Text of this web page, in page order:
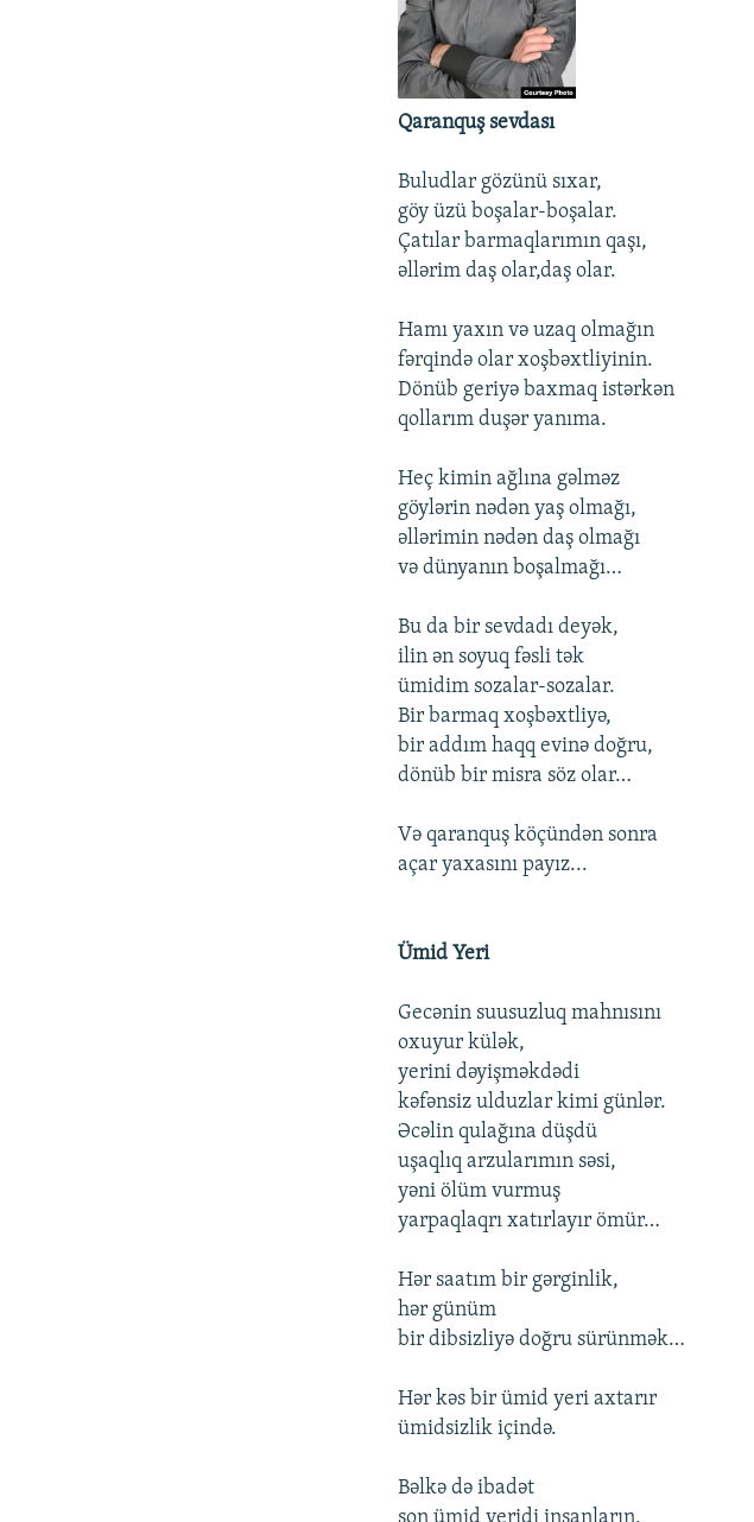
Qaranquş sevdası
Buludlar gözünü sıxar,
göy üzü boşalar-boşalar.
Çatılar barmaqlarımın qaşı,
əllərim daş olar,daş olar.
Hamı yaxın və uzaq olmağın
fərqində olar xoşbəxtliyinin.
Dönüb geriyə baxmaq istərkən
qollarım duşər yanıma.
Heç kimin ağlına gəlməz
göylərin nədən yaş olmağı,
əllərimin nədən daş olmağı
və dünyanın boşalmağı…
Bu da bir sevdadı deyək,
ilin ən soyuq fəsli tək
ümidim sozalar-sozalar.
Bir barmaq xoşbəxtliyə,
bir addım haqq evinə doğru,
dönüb bir misra söz olar…
Və qaranquş köçündən sonra
açar yaxasını payız...
Ümid Yeri
Gecənin suusuzluq mahnısını
oxuyur külək,
yerini dəyişməkdədi
kəfənsiz ulduzlar kimi günlər.
Əcəlin qulağına düşdü
uşaqlıq arzularımın səsi,
yəni ölüm vurmuş
yarpaqlaqrı xatırlayır ömür…
Hər saatım bir gərginlik,
hər günüm
bir dibsizliyə doğru sürünmək…
Hər kəs bir ümid yeri axtarır
ümidsizlik içində.
Bəlkə də ibadət